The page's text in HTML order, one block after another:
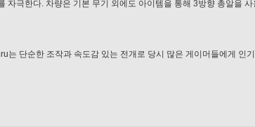
극한다. 차량은 기본 무기 외에도 아이템을 통해 3방향 총알을
단순한 조작과 속도감 있는 전개로 당시 많은 게이머들에게 인